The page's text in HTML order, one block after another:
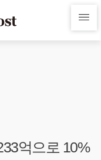
억으로 10%